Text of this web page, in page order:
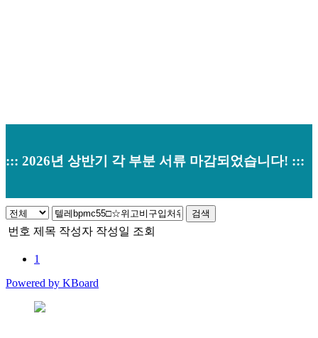
::: 2026년 상반기 각 부분 서류 마감되었습니다! :::
검색
번호 제목 작성자 작성일 조회
1
Powered by KBoard